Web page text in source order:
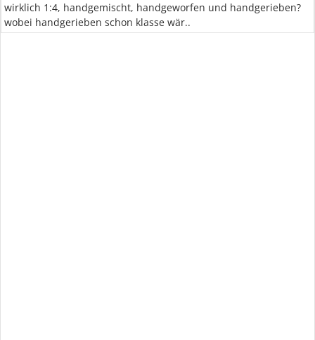
wirklich 1:4, handgemischt, handgeworfen und handgerieben?
wobei handgerieben schon klasse wär..